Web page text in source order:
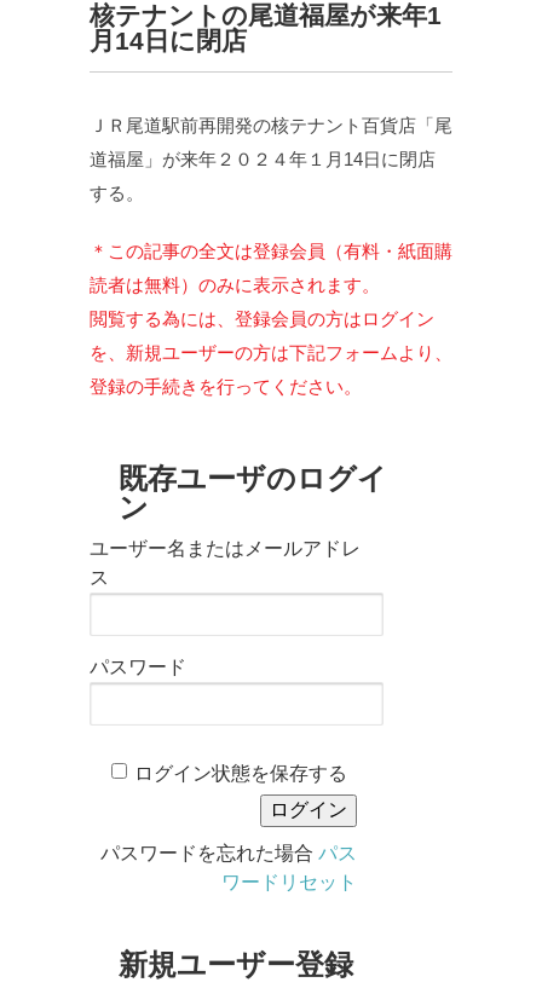
核テナントの尾道福屋が来年1
月14日に閉店
ＪＲ尾道駅前再開発の核テナント百貨店「尾
道福屋」が来年２０２４年１月14日に閉店
する。
＊この記事の全文は登録会員（有料・紙面購
読者は無料）のみに表示されます。
閲覧する為には、登録会員の方はログイン
を、新規ユーザーの方は下記フォームより、
登録の手続きを行ってください。
既存ユーザのログイ
ン
ユーザー名またはメールアドレ
ス
パスワード
ログイン状態を保存する
パスワードを忘れた場合 パス
ワードリセット
新規ユーザー登録